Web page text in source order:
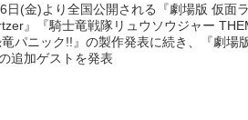
日(金)より全国公開される『劇場版 仮面
』『騎士竜戦隊リュウソウジャー
パニック!!』の製作発表に続き、『劇場
追加ゲストを発表